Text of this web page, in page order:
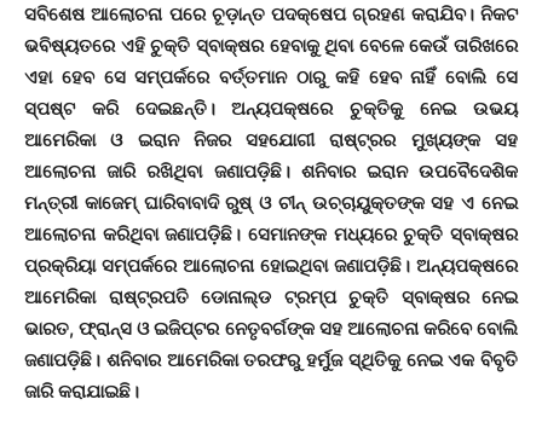
ସବିଶେଷ ଆଲୋଚନା ପରେ ଚୂଡ଼ାନ୍ତ ପଦକ୍ଷେପ ଗ୍ରହଣ କରାଯିବ। ନିକଟ
ଭବିଷ୍ୟତରେ ଏହି ଚୁକ୍ତି ସ୍ବାକ୍ଷର ହେବାକୁ ଥିବା ବେଳେ କେଉଁ ତାରିଖରେ
ଏହା ହେବ ସେ ସମ୍ପର୍କରେ ବର୍ତ୍ତମାନ ଠାରୁ କହି ହେବ ନାହିଁ ବୋଲି ସେ
ସ୍ପଷ୍ଟ କରି ଦେଇଛନ୍ତି। ଅନ୍ୟପକ୍ଷରେ ଚୁକ୍ତିକୁ ନେଇ ଉଭୟ
ଆମେରିକା ଓ ଇରାନ ନିଜର ସହଯୋଗୀ ରାଷ୍ଟ୍ରର ମୁଖ୍ୟଙ୍କ ସହ
ଆଲୋଚନା ଜାରି ରଖିଥିବା ଜଣାପଡ଼ିଛି। ଶନିବାର ଇରାନ ଉପବୈଦେଶିକ
ମନ୍ତ୍ରୀ କାଜେମ୍‌ ଘାରିବାବାଦି ରୁଷ୍‌ ଓ ଚୀନ୍‌ ଉଚ୍ଚାୟୁକ୍ତଙ୍କ ସହ ଏ ନେଇ
ଆଲୋଚନା କରିଥିବା ଜଣାପଡ଼ିଛି। ସେମାନଙ୍କ ମଧ୍ୟରେ ଚୁକ୍ତି ସ୍ବାକ୍ଷର
ପ୍ରକ୍ରିୟା ସମ୍ପର୍କରେ ଆଲୋଚନା ହୋଇଥିବା ଜଣାପଡ଼ିଛି। ଅନ୍ୟପକ୍ଷରେ
ଆମେରିକା ରାଷ୍ଟ୍ରପତି ଡୋନାଲ୍ଡ ଟ୍ରମ୍ପ ଚୁକ୍ତି ସ୍ବାକ୍ଷର ନେଇ
ଭାରତ, ଫ୍ରାନ୍ସ ଓ ଇଜିପ୍ଟର ନେତୃବର୍ଗଙ୍କ ସହ ଆଲୋଚନା କରିବେ ବୋଲି
ଜଣାପଡ଼ିଛି। ଶନିବାର ଆମେରିକା ତରଫରୁ ହର୍ମୁଜ ସ୍ଥିତିକୁ ନେଇ ଏକ ବିବୃତି
ଜାରି କରାଯାଇଛି।